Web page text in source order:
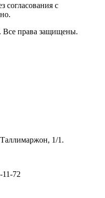
согласования с
права защищены.
1/1.
72